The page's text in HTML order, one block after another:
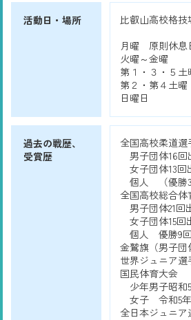
活動日・場所
比叡山高校格技
月曜 原則休息
火曜～金曜
第１・３・５
第２・第４
日曜日
過去の戦歴、
受賞歴
全国高校柔道選
男子団体16
女子団体13
個人 （優勝
全国高校総合体
男子団体21回
女子団体15
個人 優勝9
金鷲旗（男子
世界ジュニア
国民体育大会
少年男子昭和
女子 令和5年
全日本ジュニ